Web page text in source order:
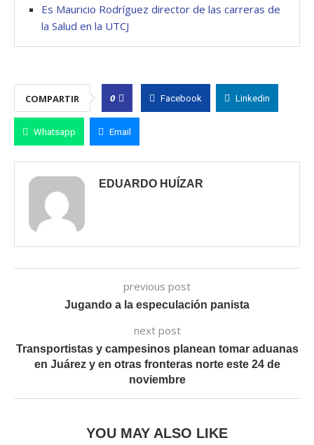
Es Mauricio Rodríguez director de las carreras de
la Salud en la UTCJ
COMPARTIR 0 Facebook Linkedin
Whatsapp Email
EDUARDO HUÍZAR
previous post
Jugando a la especulación panista
next post
Transportistas y campesinos planean tomar aduanas
en Juárez y en otras fronteras norte este 24 de
noviembre
YOU MAY ALSO LIKE